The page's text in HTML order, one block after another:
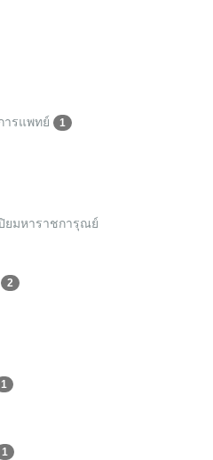
ารแพทย์ 1
ยมหาราชการุณย์
2
1
1